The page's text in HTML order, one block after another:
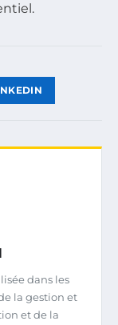
dans les
la gestion et
et de la